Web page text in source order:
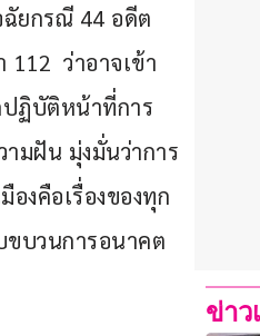
ฉัยกรณี 44 อดีต
ว่าอาจเข้า
ปฏิบัติหน้าที่การ
มฝัน มุ่งมั่นว่าการ
องคือเรื่องของทุก
ขบวนการอนาคต
ข่าว